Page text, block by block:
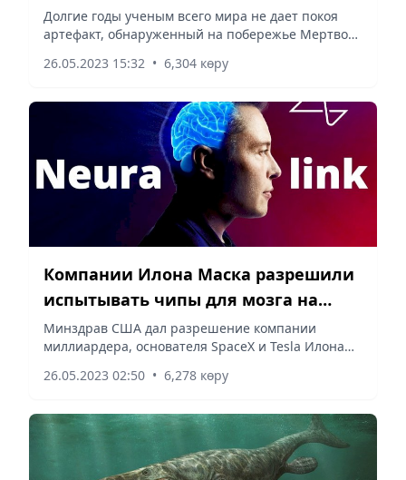
истории
Долгие годы ученым всего мира не дает покоя
артефакт, обнаруженный на побережье Мертвого
несметных залежах золота и серебра. Несмотря
26.05.2023 15:32 • 6,304 көру
Компании Илона Маска разрешили
испытывать чипы для мозга на
людях
Минздрав США дал разрешение компании
миллиардера, основателя SpaceX и Tesla Илона
испытания на людях и вживлять им чипы,
26.05.2023 02:50 • 6,278 көру